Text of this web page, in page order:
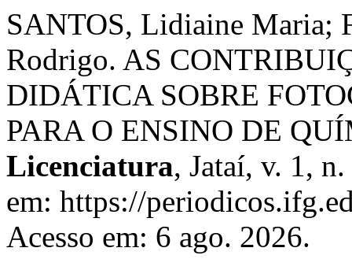
SANTOS, Lidiaine Maria;
Rodrigo. AS
DIDÁTICA SOBRE
PARA O ENSINO DE
Licenciatura, Jataí, v. 1,
em: https://
Acesso em: 6 ago. 2026.